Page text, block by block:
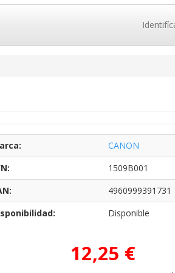
CANON
1509B001
4960999391731
Disponible
12,25 €